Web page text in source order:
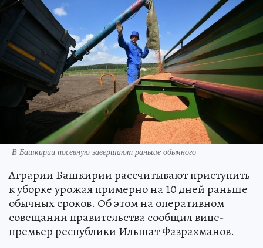
В Башкирии посевную завершают раньше обычного
Аграрии Башкирии рассчитывают приступить
к уборке урожая примерно на 10 дней раньше
обычных сроков. Об этом на оперативном
совещании правительства сообщил вице-
премьер республики Ильшат Фазрахманов.